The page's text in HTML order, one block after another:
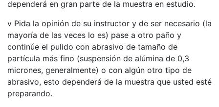
dependerá en gran parte de la muestra en estudio.
v Pida la opinión de su instructor y de ser necesario (la
mayoría de las veces lo es) pase a otro paño y
continúe el pulido con abrasivo de tamaño de
partícula más fino (suspensión de alúmina de 0,3
micrones, generalmente) o con algún otro tipo de
abrasivo, esto dependerá de la muestra que usted esté
preparando.